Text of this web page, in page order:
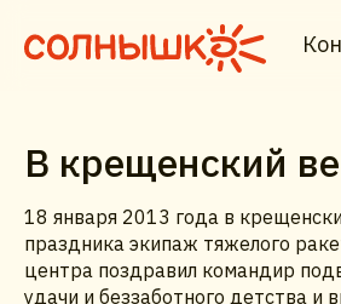
В крещенский
18 января 2013 года в
праздника экипаж тяжелого
центра поздравил командир
удачи и беззаботного детства и